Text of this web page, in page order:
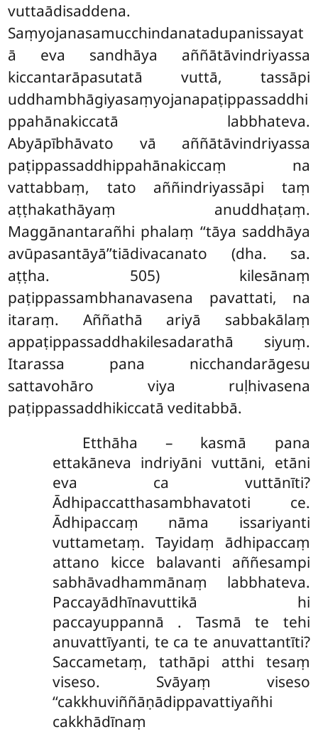
vuttaādisaddena.
Saṃyojanasamucchindanatadupanissayat
ā eva sandhāya aññātāvindriyassa
kiccantarāpasutatā vuttā, tassāpi
uddhambhāgiyasaṃyojanapaṭippassaddhi
ppahānakiccatā labbhateva.
Abyāpībhāvato vā aññātāvindriyassa
paṭippassaddhippahānakiccaṃ na
vattabbaṃ, tato aññindriyassāpi taṃ
aṭṭhakathāyaṃ anuddhaṭaṃ.
Maggānantarañhi phalaṃ ‘‘tāya saddhāya
avūpasantāyā’’tiādivacanato (dha. sa.
aṭṭha. 505) kilesānaṃ
paṭippassambhanavasena pavattati, na
itaraṃ. Aññathā ariyā sabbakālaṃ
appaṭippassaddhakilesadarathā siyuṃ.
Itarassa pana nicchandarāgesu
sattavohāro viya ruḷhivasena
paṭippassaddhikiccatā veditabbā.
Etthāha – kasmā pana
ettakāneva indriyāni vuttāni, etāni
eva ca vuttānīti?
Ādhipaccatthasambhavatoti ce.
Ādhipaccaṃ nāma issariyanti
vuttametaṃ. Tayidaṃ ādhipaccaṃ
attano kicce balavanti aññesampi
sabhāvadhammānaṃ labbhateva.
Paccayādhīnavuttikā hi
paccayuppannā . Tasmā te tehi
anuvattīyanti, te ca te anuvattantīti?
Saccametaṃ, tathāpi atthi tesaṃ
viseso. Svāyaṃ viseso
‘‘cakkhuviññāṇādippavattiyañhi
cakkhādīnaṃ